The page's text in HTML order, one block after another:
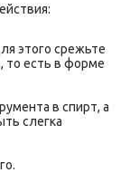
этого срежьте
то есть в форме
в спирт, а
слегка